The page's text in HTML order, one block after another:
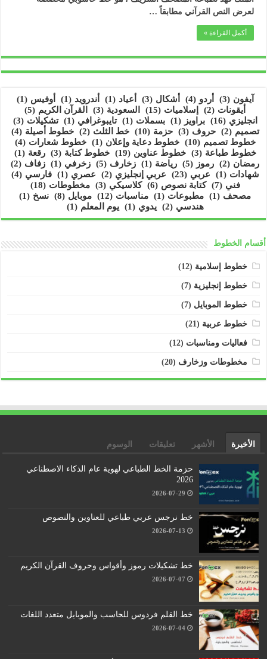
لعرض النص القرآني مطابقاً …
أكمل القراءة »
آيفون (3) أردو (4) أشكال (3) أعياد (1) أندرويد (1) أوفيس (1)
أيقونات (2) إسلاميات (15) السعودية (3) القرآن الكريم (5)
انجليزي (16) براويز (1) بسملات (1) تايبوغرافي (1) تشكيلات (3)
تصميم (2) حروف (3) حزمة (10) خط الثلث (2) خطوط أصيلة (4)
خطوط تصميم (10) خطوط دعاية وإعلان (1) خطوط شعارات (4)
خطوط طباعة (3) خطوط عناوين (19) خطوط كتابة (3) رقعة (1)
رمضان (2) رموز (5) رياضة (1) زخارف (5) زخرفي (1) زفاف (2)
شهادات (1) عربي (23) عربي إنجليزي (2) عصري (1) فارسي (4)
فني (7) كتابة نصوص (6) كلاسيكي (3) مخطوطات (18)
مصحف (1) مطبوعات (1) مناسبات (12) موبايل (8) نسخ (1)
هندسي (2) يدوي (1) يوم المعلم (1)
أقسام الخطوط
خطوط إسلامية (12)
خطوط إنجليزية (7)
خطوط الموبايل (7)
خطوط عربية (21)
فعاليات ومناسبات (12)
مخطوطات وزخارف (20)
الأخيرة الأشهر تعليقات الوسوم
حزمة الخط الطباعي لهوية عام الذكاء الاصطناعي
2026
2026-07-29
خط نرجس عربي طباعي للعناوين والنصوص
2026-07-13
خط تشكيلات رموز وأقواس وحروف القرآن الكريم
2026-07-07
خط القلم فردوس للحاسب والموبايل متعدد اللغات
2026-07-04